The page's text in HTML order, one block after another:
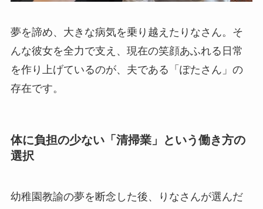
夢を諦め、大きな病気を乗り越えたりなさん。そ
んな彼女を全力で支え、現在の笑顔あふれる日常
を作り上げているのが、夫である「ぽたさん」の
存在です。
体に負担の少ない「清掃業」という働き方の
選択
幼稚園教諭の夢を断念した後、りなさんが選んだ